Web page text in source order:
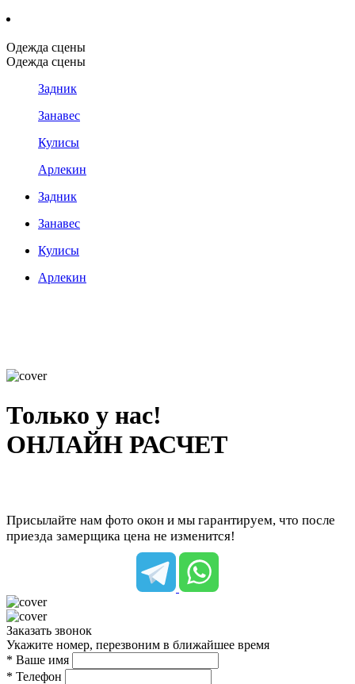
Одежда сцены
Одежда сцены
Задник
Занавес
Кулисы
Арлекин
Задник
Занавес
Кулисы
Арлекин
Только у нас!
ОНЛАЙН РАСЧЕТ
Присылайте нам фото окон и мы гарантируем, что после
приезда замерщика цена не изменится!
Заказать звонок
Укажите номер, перезвоним в ближайшее время
* Ваше имя
* Телефон